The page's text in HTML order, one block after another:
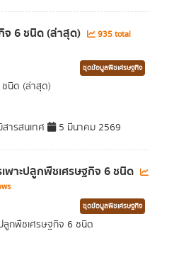
6 ชนิด (ล่าสุด)
935 total
ชุดข้อมูลพืชเศรษฐกิจ
นิด (ล่าสุด)
ารสนเทศ 5 มีนาคม 2569
พาะปลูกพืชเศรษฐกิจ 6 ชนิด
ชุดข้อมูลพืชเศรษฐกิจ
ลูกพืชเศรษฐกิจ 6 ชนิด